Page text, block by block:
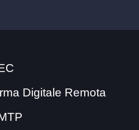
Digitale Remota